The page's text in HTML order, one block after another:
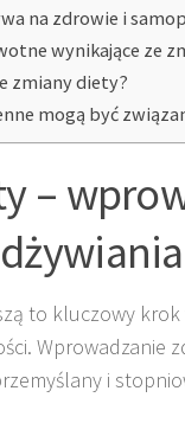
na zdrowie i
wynikające ze
zmiany diety?
mogą być
–
to kluczowy
i